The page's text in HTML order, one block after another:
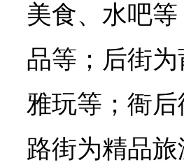
美食、水吧
品等；后街
雅玩等；衙
路街为精品